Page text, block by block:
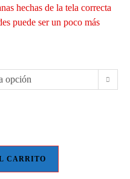
hechas de la tela correcta
puede ser un poco más
opción
CARRITO